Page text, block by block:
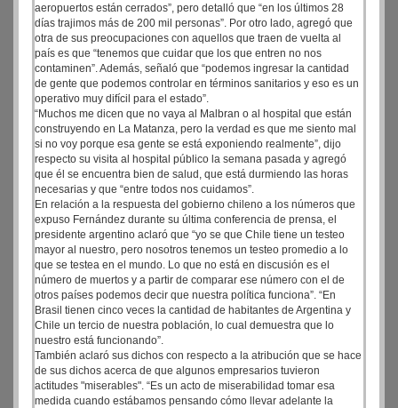
aeropuertos están cerrados”, pero detalló que “en los últimos 28
días trajimos más de 200 mil personas”. Por otro lado, agregó que
otra de sus preocupaciones con aquellos que traen de vuelta al
país es que “tenemos que cuidar que los que entren no nos
contaminen”. Además, señaló que “podemos ingresar la cantidad
de gente que podemos controlar en términos sanitarios y eso es un
operativo muy difícil para el estado”.
“Muchos me dicen que no vaya al Malbran o al hospital que están
construyendo en La Matanza, pero la verdad es que me siento mal
si no voy porque esa gente se está exponiendo realmente”, dijo
respecto su visita al hospital público la semana pasada y agregó
que él se encuentra bien de salud, que está durmiendo las horas
necesarias y que “entre todos nos cuidamos”.
En relación a la respuesta del gobierno chileno a los números que
expuso Fernández durante su última conferencia de prensa, el
presidente argentino aclaró que “yo se que Chile tiene un testeo
mayor al nuestro, pero nosotros tenemos un testeo promedio a lo
que se testea en el mundo. Lo que no está en discusión es el
número de muertos y a partir de comparar ese número con el de
otros países podemos decir que nuestra política funciona”. “En
Brasil tienen cinco veces la cantidad de habitantes de Argentina y
Chile un tercio de nuestra población, lo cual demuestra que lo
nuestro está funcionando”.
También aclaró sus dichos con respecto a la atribución que se hace
de sus dichos acerca de que algunos empresarios tuvieron
actitudes "miserables". “Es un acto de miserabilidad tomar esa
medida cuando estábamos pensando cómo llevar adelante la